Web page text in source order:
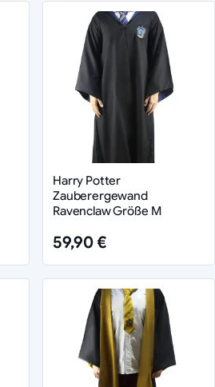
Harry Potter
Zauberergewand
Ravenclaw Größe M
59,90 €